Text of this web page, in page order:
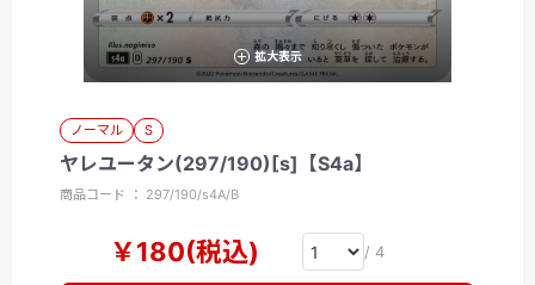
拡大表示
ノーマル S
ヤレユータン(297/190)[s]【S4a】
商品コード ： 297/190/s4A/B
￥180(税込) / 4